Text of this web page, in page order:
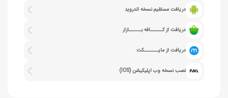
دریافت مستقیم نسخه اندروید
دریافت از کــــــافه بــــــازار
دریافت از مایـــــــکت
نصب نسخه وب اپلیکیشن (IOS)